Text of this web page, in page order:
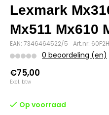
Lexmark
Mx511 Mx610
EAN: 7346464522/5 Art.nr:
0 beoordeling (en)
€75,00
Excl. btw
Op voorraad